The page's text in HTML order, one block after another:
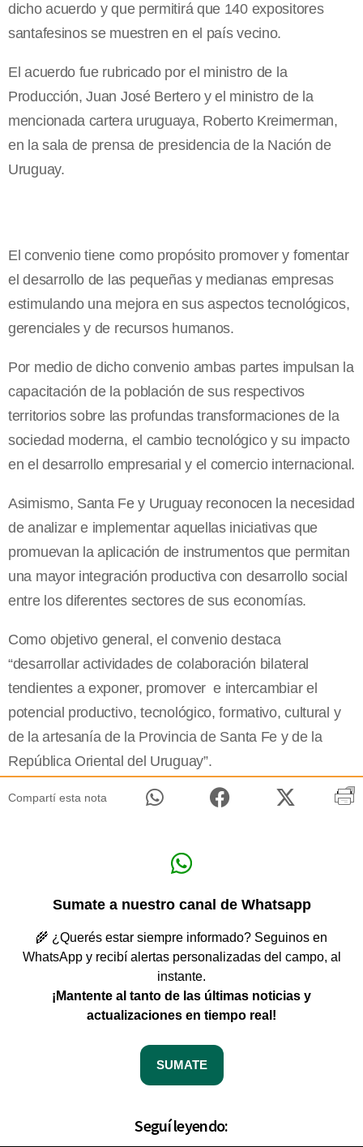
dicho acuerdo y que permitirá que 140 expositores
santafesinos se muestren en el país vecino.
El acuerdo fue rubricado por el ministro de la
Producción, Juan José Bertero y el ministro de la
mencionada cartera uruguaya, Roberto Kreimerman,
en la sala de prensa de presidencia de la Nación de
Uruguay.
El convenio tiene como propósito promover y fomentar
el desarrollo de las pequeñas y medianas empresas
estimulando una mejora en sus aspectos tecnológicos,
gerenciales y de recursos humanos.
Por medio de dicho convenio ambas partes impulsan la
capacitación de la población de sus respectivos
territorios sobre las profundas transformaciones de la
sociedad moderna, el cambio tecnológico y su impacto
en el desarrollo empresarial y el comercio internacional.
Asimismo, Santa Fe y Uruguay reconocen la necesidad
de analizar e implementar aquellas iniciativas que
promuevan la aplicación de instrumentos que permitan
una mayor integración productiva con desarrollo social
entre los diferentes sectores de sus economías.
Como objetivo general, el convenio destaca
“desarrollar actividades de colaboración bilateral
tendientes a exponer, promover e intercambiar el
potencial productivo, tecnológico, formativo, cultural y
de la artesanía de la Provincia de Santa Fe y de la
República Oriental del Uruguay”.
Compartí esta nota
Sumate a nuestro canal de Whatsapp
🌾 ¿Querés estar siempre informado? Seguinos en
WhatsApp y recibí alertas personalizadas del campo, al
instante.
¡Mantente al tanto de las últimas noticias y
actualizaciones en tiempo real!
SUMATE
Seguí leyendo: